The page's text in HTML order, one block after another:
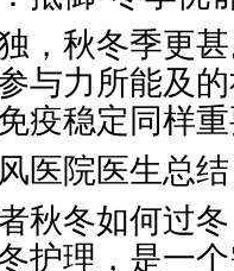
秋冬季更甚
与力所能及
疫稳定同样
院医生总结
冬如何过冬
护理，是一